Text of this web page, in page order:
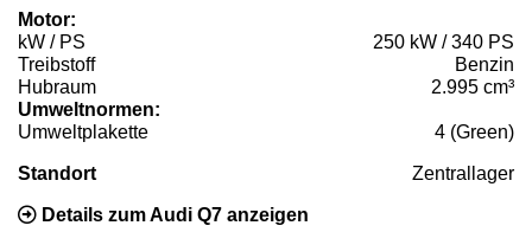
Motor:
kW / PS
250 kW / 340 PS
Treibstoff
Benzin
Hubraum
2.995 cm³
Umweltnormen:
Umweltplakette
4 (Green)
Standort Zentrallager
Details zum Audi Q7 anzeigen